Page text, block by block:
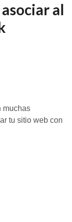
al
muchas
tu sitio web con